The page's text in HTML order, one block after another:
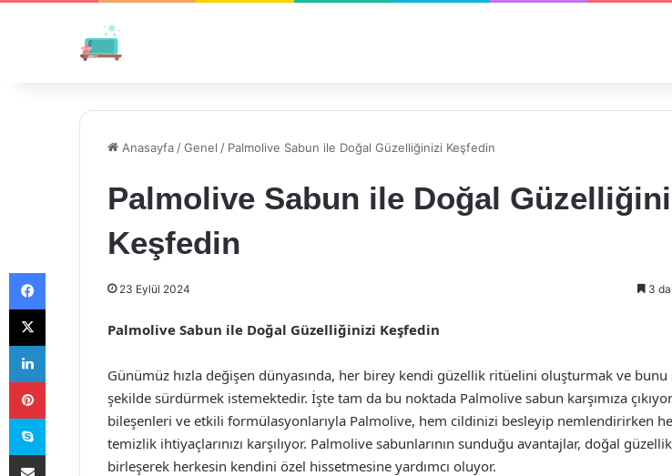
Anasayfa /Genel / Palmolive Sabun ile Doğal Güzelliğinizi Keşfedin
Palmolive Sabun ile Doğal
Keşfedin
23 Eylül 2024 3
Palmolive Sabun ile Doğal Güzelliğinizi Keşfedin
Günümüz hızla değişen dünyasında, her birey kendi güzellik ritüelini oluşturmak ve bunu
şekilde sürdürmek istemektedir. İşte tam da bu noktada Palmolive sabun karşımıza
bileşenleri ve etkili formülasyonlarıyla Palmolive, hem cildinizi besleyip nemlendirirken
temizlik ihtiyaçlarınızı karşılıyor. Palmolive sabunlarının sunduğu avantajlar, doğal güzellik
birleşerek herkesin kendini özel hissetmesine yardımcı oluyor.
Facebook
X
LinkedIn
Pinterest
Skype
E-Posta ile paylaş